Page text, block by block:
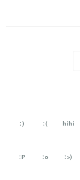
:) :( hihi
:P :o :>)